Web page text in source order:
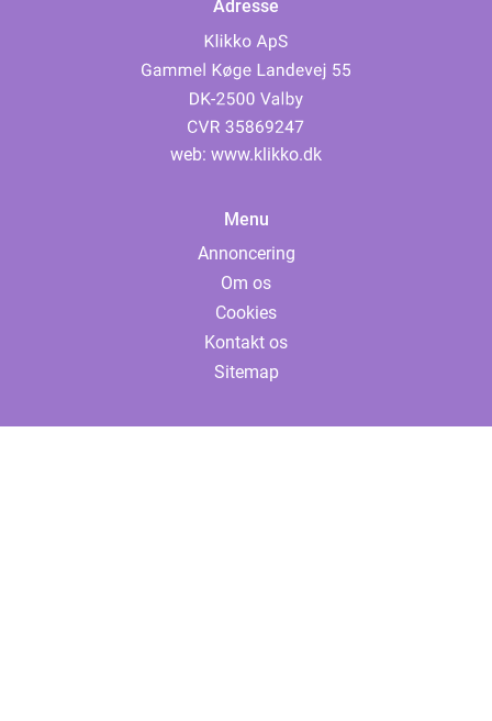
Adresse
web: www.klikko.dk
Menu
Annoncering
Om os
Cookies
Kontakt os
Sitemap